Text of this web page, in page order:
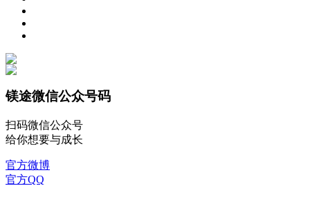
镁途微信公众号码
扫码微信公众号
给你想要与成长
官方微博
官方QQ